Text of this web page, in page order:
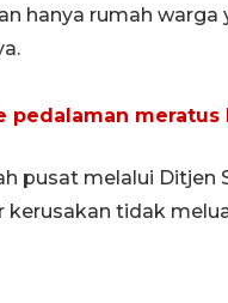
hanya rumah
pedalaman
pusat melalui Ditjen
kerusakan tidak